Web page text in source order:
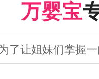
万婴宝
为了让姐妹们掌握